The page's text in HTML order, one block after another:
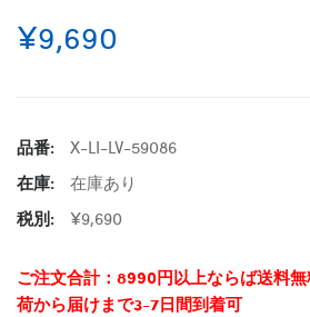
¥9,690
品番:
X-LI-LV-59086
在庫:
在庫あり
税別:
¥9,690
ご注文合計：8990円以上ならば送料
荷から届けまで3-7日間到着可